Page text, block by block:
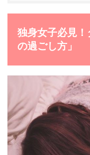
独身女子必見！
の過ごし方」